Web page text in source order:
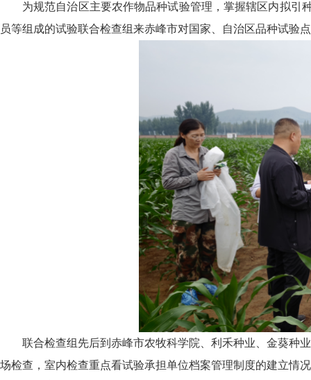
为规范自治区主要农作物品种试验管理，掌握辖区内拟
员等组成的试验联合检查组来赤峰市对国家、自治区品种试验
联合检查组先后到赤峰市农牧科学院、利禾种业、金葵种
场检查，室内检查重点看试验承担单位档案管理制度的建立情